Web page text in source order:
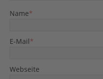
Name*
E-Mail*
Webseite